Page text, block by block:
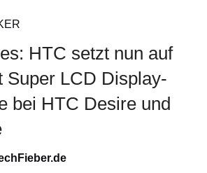
HTC setzt nun auf
Super LCD Display-
bei HTC Desire und